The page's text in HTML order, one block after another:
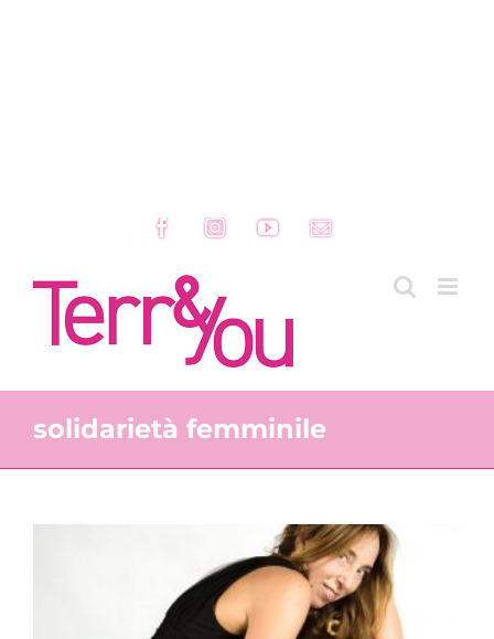
FacebookInstagramYouTubeEmail
solidarietà femminile